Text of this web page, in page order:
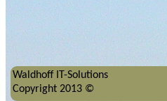
Waldhoff IT-Solutions
Copyright 2013 ©